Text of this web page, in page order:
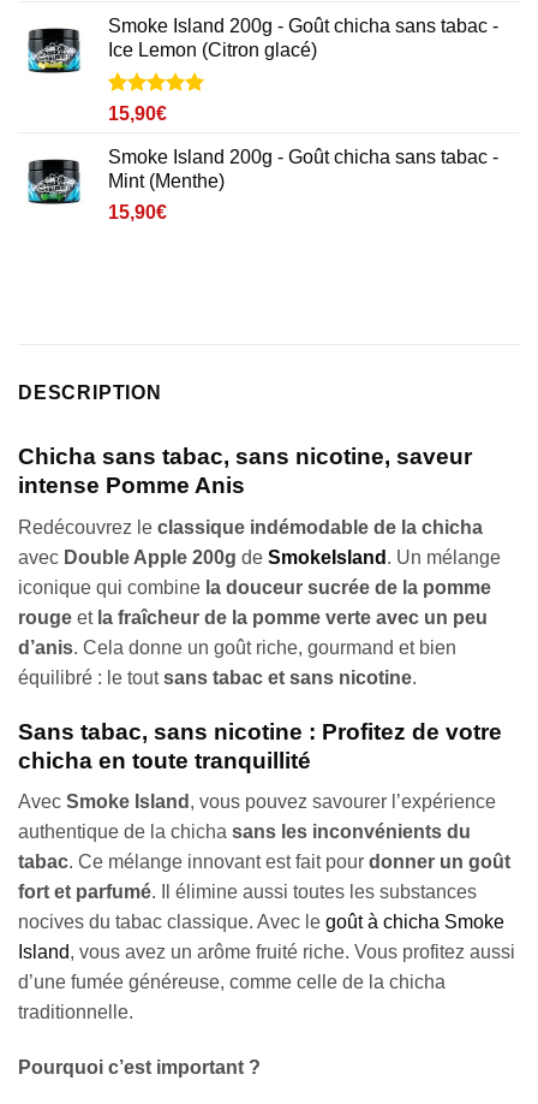
Smoke Island 200g - Goût chicha sans tabac -
Ice Lemon (Citron glacé)
Noté5sur
1
notation
client
15,90€
Smoke Island 200g - Goût chicha sans tabac -
Mint (Menthe)
15,90€
DESCRIPTION
Chicha sans tabac, sans nicotine, saveur
intense Pomme Anis
Redécouvrez le classique indémodable de la chicha
avec Double Apple 200g de SmokeIsland . Un mélange
iconique qui combine la douceur sucrée de la pomme
rouge et la fraîcheur de la pomme verte avec un peu
d’anis. Cela donne un goût riche, gourmand et bien
équilibré : le toutsans tabac et sans nicotine.
Sans tabac, sans nicotine : Profitez de votre
chicha en toute tranquillité
Avec Smoke Island , vous pouvez savourer l’expérience
authentique de la chicha sans les inconvénients du
tabac. Ce mélange innovant est fait pour donner un goût
fort et parfumé. Il élimine aussi toutes les substances
nocives du tabac classique. Avec le goût à chicha Smoke
Island, vous avez un arôme fruité riche. Vous profitez aussi
d’une fumée généreuse, comme celle de la chicha
traditionnelle.
Pourquoi c’est important ?